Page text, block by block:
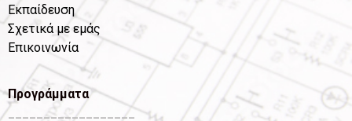
Εκπαίδευση
Σχετικά με εμάς
Επικοινωνία
Προγράμματα
__________________